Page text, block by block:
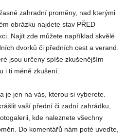
zahradní proměny, nad kterými
obrázku najdete stav PŘED
Najít zde můžete například skvělé
dvorků či předních cest a verand.
jsou určeny spíše zkušenějším
i ti méně zkušení.
je jen na vás, kterou si vyberete.
vaší přední či zadní zahrádku,
kde naleznete všechny
Do komentářů nám poté uveďte,